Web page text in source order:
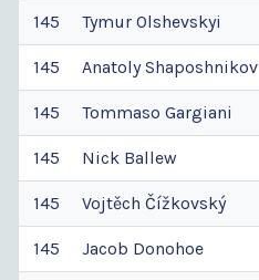
145 Tymur Olshevskyi
145 Anatoly Shaposhnikov
145 Tommaso Gargiani
145 Nick Ballew
145 Vojtěch Čížkovský
145 Jacob Donohoe